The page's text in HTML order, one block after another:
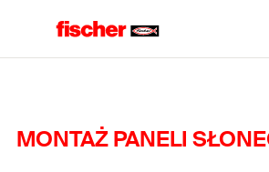
MONTAŻ PANELI